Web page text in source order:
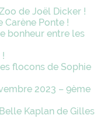
de Joël Dicker !
Carène Ponte !
bonheur entre les
flocons de Sophie
2023 – 9ème
Kaplan de Gilles